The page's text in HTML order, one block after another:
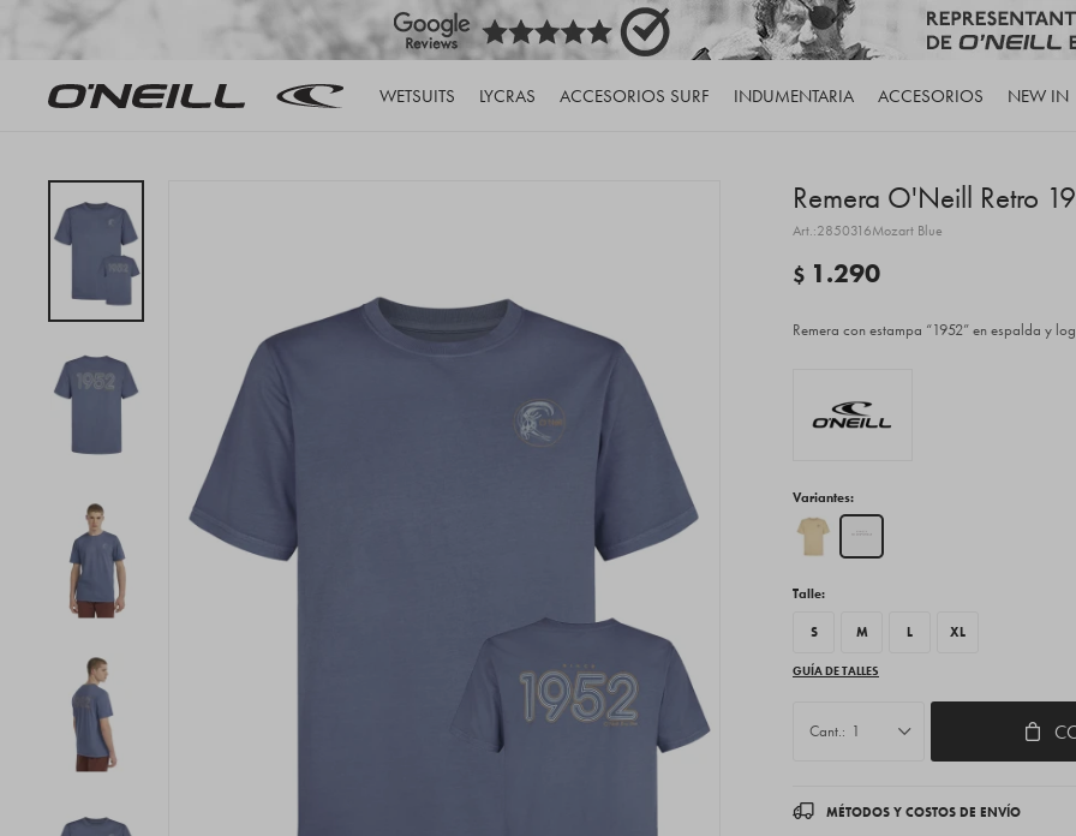
WETSUITS LYCRAS ACCESORIOS SURF INDUMENTARIA ACCESORIOS NEW IN
Remera O'Neill Retro
2850316Mozart Blue
$ 1.290
Remera con estampa “1952” en espalda y
Variantes:
Talle:
S M L XL
GUÍA DE TALLES
1
MÉTODOS Y COSTOS DE ENVÍO